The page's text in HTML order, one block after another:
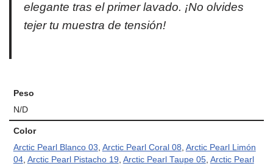
elegante tras el primer lavado. ¡No olvides
tejer tu muestra de tensión!
Peso
N/D
Color
Arctic Pearl Blanco 03 Arctic Pearl Coral 08 Arctic Pearl Limón
04, Arctic Pearl Pistacho 19 Arctic Pearl Taupe 05, Arctic Pearl